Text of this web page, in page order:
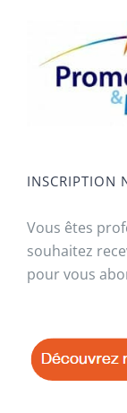
INSCRIPTION
Vous êtes
souhaitez
pour vous